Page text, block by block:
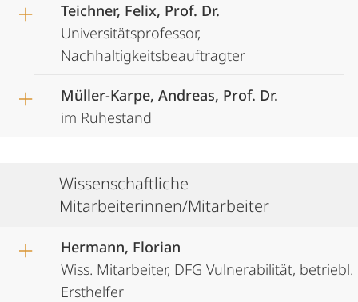
Teichner, Felix, Prof. Dr.
Universitätsprofessor,
Nachhaltigkeitsbeauftragter
Müller-Karpe, Andreas, Prof. Dr.
im Ruhestand
Wissenschaftliche
Mitarbeiterinnen/Mitarbeiter
Hermann, Florian
Wiss. Mitarbeiter, DFG Vulnerabilität, betriebl.
Ersthelfer